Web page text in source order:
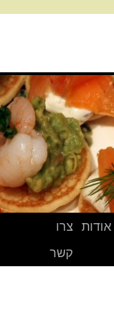
אודות
צרו
קשר